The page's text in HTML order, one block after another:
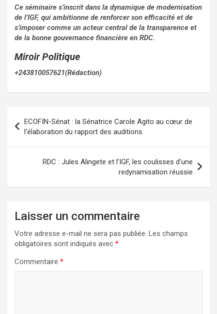
Ce séminaire s’inscrit dans la dynamique de modernisation
de l’IGF, qui ambitionne de renforcer son efficacité et de
s’imposer comme un acteur central de la transparence et
de la bonne gouvernance financière en RDC.
Miroir Politique
+243810057621(Rédaction)
de
l’article
ECOFIN-Sénat : la Sénatrice Carole Agito au cœur de
l’élaboration du rapport des auditions
RDC : Jules Alingete et l’IGF, les coulisses d’une
redynamisation réussie
Laisser un commentaire
Votre adresse e-mail ne sera pas publiée. Les champs
obligatoires sont indiqués avec *
Commentaire *